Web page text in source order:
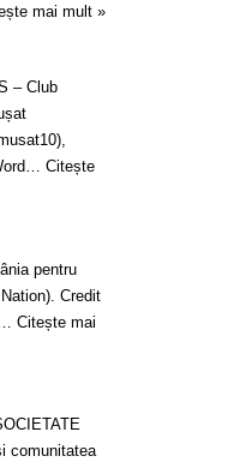
mai mult »
– Club
Citește
pentru
Credit
Citește mai
comunitatea